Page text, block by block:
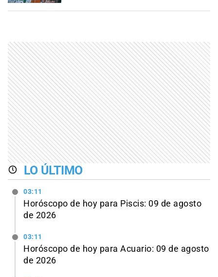
LO ÚLTIMO
03:11
Horóscopo de hoy para Piscis: 09 de agosto
de 2026
03:11
Horóscopo de hoy para Acuario: 09 de agosto
de 2026